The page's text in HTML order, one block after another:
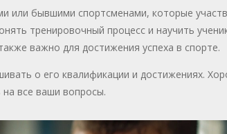
или бывшими спортсменами, которые
тренировочный процесс и научить
важно для достижения успеха в спорте.
о его квалификации и достижениях.
все ваши вопросы.